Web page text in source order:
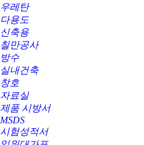
우레탄
다용도
신축용
칠만공사
방수
실내건축
창호
자료실
제품 시방서
MSDS
시험성적서